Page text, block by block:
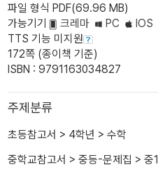
파일 형식 PDF(69.96 MB)
가능기기
크레마 PC IOS
TTS 기능 미지원
172쪽 (종이책 기준)
ISBN : 9791163034827
주제분류
초등참고서 > 4학년 > 수학
중학교참고서 > 중등-문제집 > 중1